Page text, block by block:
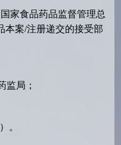
家食品药品监督管理总
本案/注册递交的接受部
监局；
。